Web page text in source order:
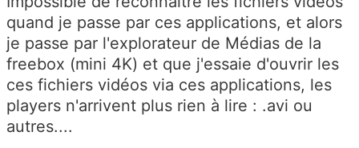
quand je passe par ces applications, et alors
je passe par l'explorateur de Médias de la
freebox (mini 4K) et que j'essaie d'ouvrir les
ces fichiers vidéos via ces applications, les
players n'arrivent plus rien à lire : .avi ou
autres....